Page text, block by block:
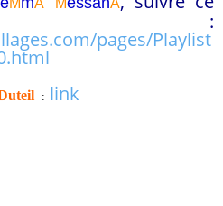
:
pages/Playlist
: link